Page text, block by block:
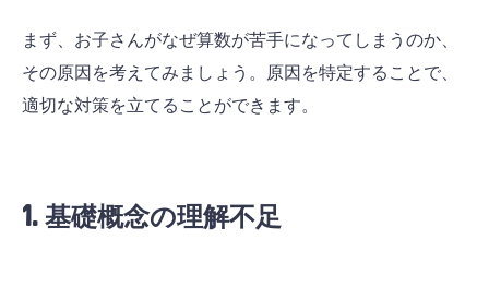
まず、お子さんがなぜ算数が苦手になってしまうのか、
その原因を考えてみましょう。原因を特定することで、
適切な対策を立てることができます。
1. 基礎概念の理解不足